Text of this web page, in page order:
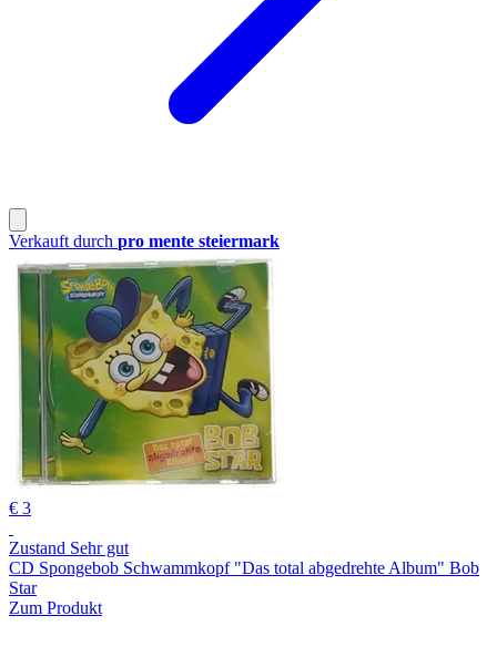
Verkauft durch pro mente steiermark
€ 3
Zustand Sehr gut
CD Spongebob Schwammkopf "Das total abgedrehte Album" Bob
Star
Zum Produkt